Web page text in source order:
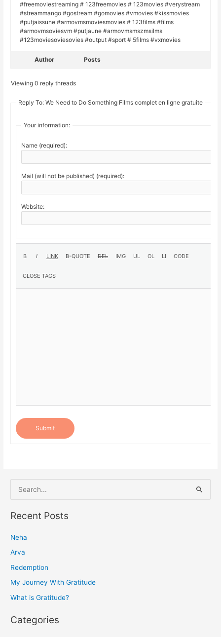
#freemoviestreaming # 123freemovies # 123movies #verystream
#streammango #gostream #gomovies #vmovies #kissmovies
#putjaissune #armovmsmoviesmovies # 123films #films
#armovmsoviesvm #putjaune #armovmsmszmsilms
#123moviesoviesovies #output #sport # 5films #vxmovies
Author Posts
Viewing 0 reply threads
Reply To: We Need to Do Something Films complet en ligne gratuite
Your information:
Name (required):
Mail (will not be published) (required):
Website:
Submit
e
a
c
h
f
o
Recent Posts
Neha
Arva
Redemption
My Journey With Gratitude
What is Gratitude?
Categories